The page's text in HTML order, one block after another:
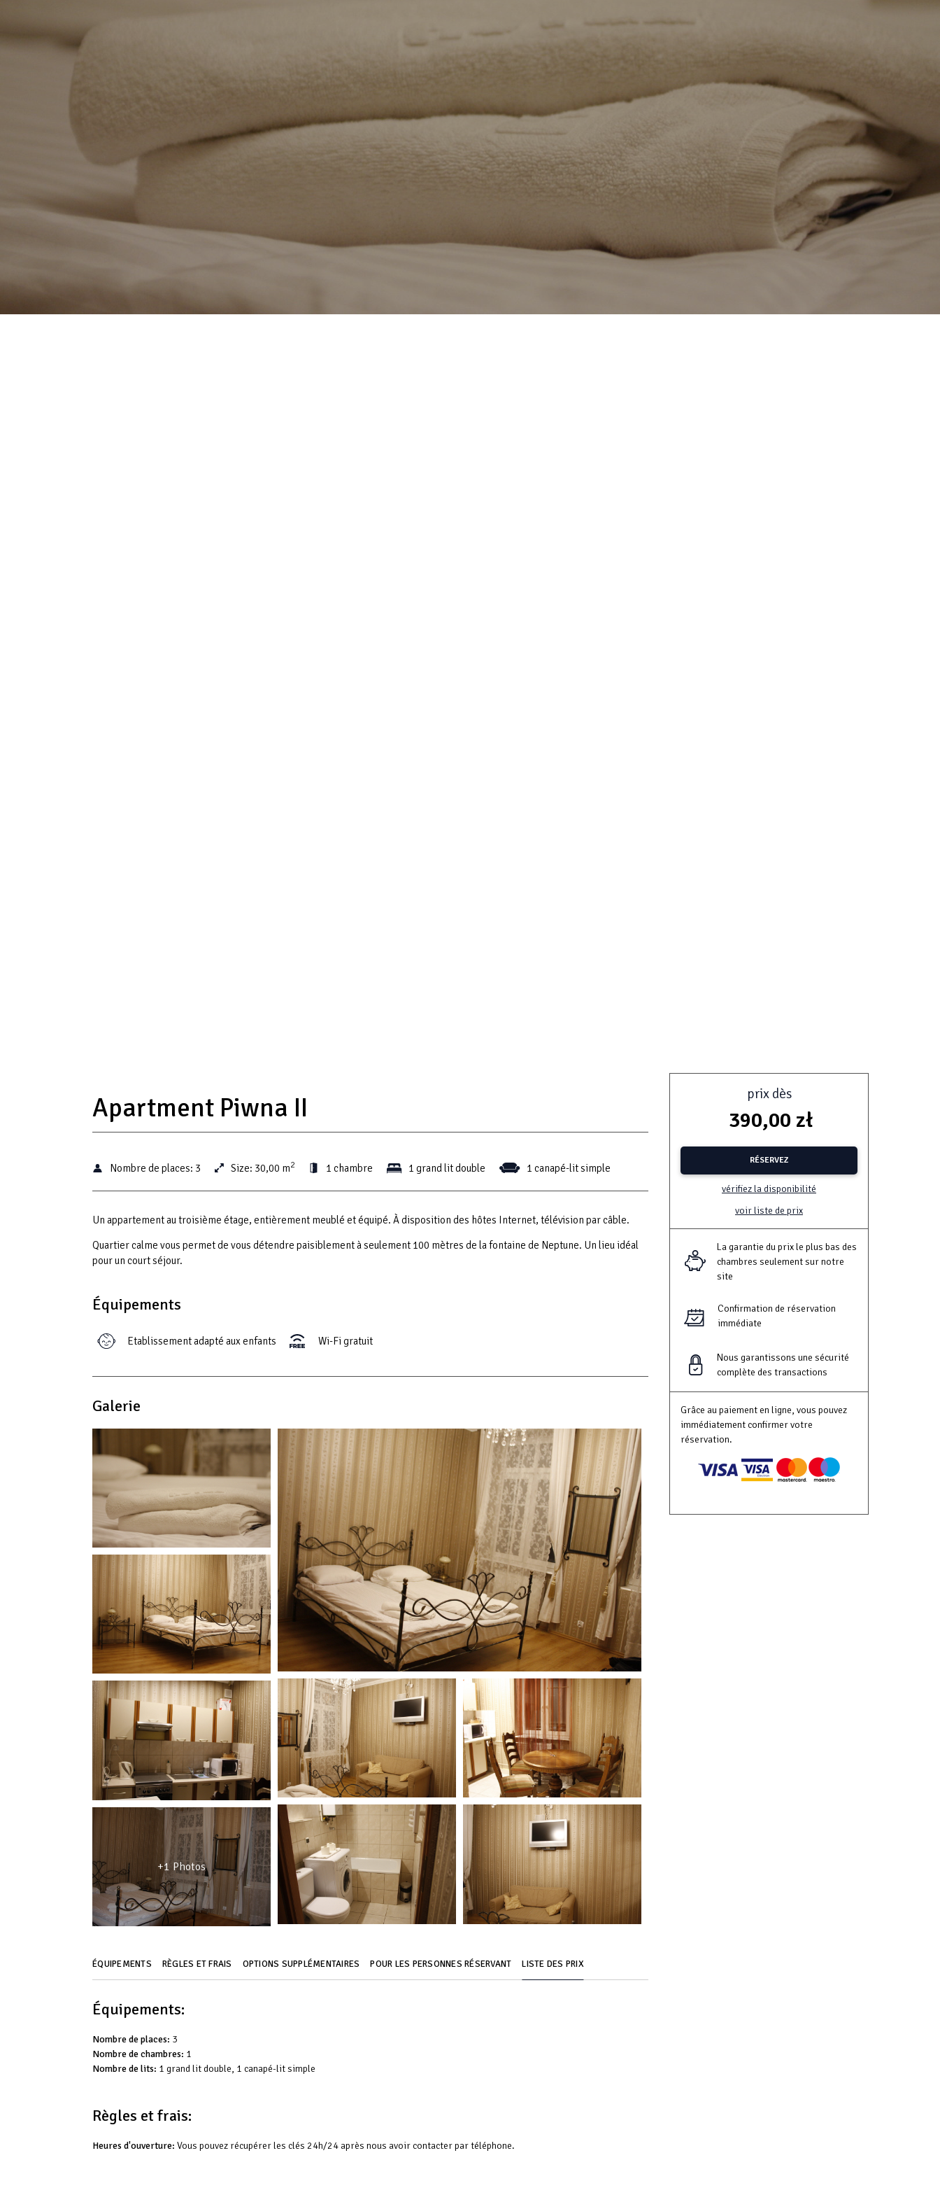
Apartment Piwna II
Nombre de places: 3 Size: 30,00 m2 1 chambre 1 grand lit double 1 canapé-lit simple
Un appartement au troisième étage, entièrement meublé et équipé. À disposition des hôtes Internet, télévision par câble.
Quartier calme vous permet de vous détendre paisiblement à seulement 100 mètres de la fontaine de Neptune. Un lieu idéal
pour un court séjour.
Équipements
Etablissement adapté aux enfants Wi-Fi gratuit
Galerie
+1 Photos
ÉQUIPEMENTS RÈGLES ET FRAIS OPTIONS SUPPLÉMENTAIRES POUR LES PERSONNES RÉSERVANT LISTE DES PRIX
Équipements:
Nombre de places: 3
Nombre de chambres: 1
Nombre de lits: 1 grand lit double, 1 canapé-lit simple
Règles et frais:
Heures d'ouverture: Vous pouvez récupérer les clés 24h/24 après nous avoir contacter par téléphone.
prix dès
390,00 zł
RÉSERVEZ
vérifiez la disponibilité
voir liste de prix
La garantie du prix le plus bas des
chambres seulement sur notre
site
Confirmation de réservation
immédiate
Nous garantissons une sécurité
complète des transactions
Grâce au paiement en ligne, vous pouvez
immédiatement confirmer votre
réservation.